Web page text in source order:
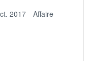
2017
Affaire